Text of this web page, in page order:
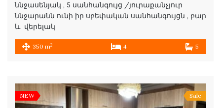
ննջասենյակ , 5 սանհանգույց /յուրաքանչյուր
ննջարանն ունի իր սբեփական սանհանգույցն , բար
և վերելակ
350 m2 4 5
NEW Sale